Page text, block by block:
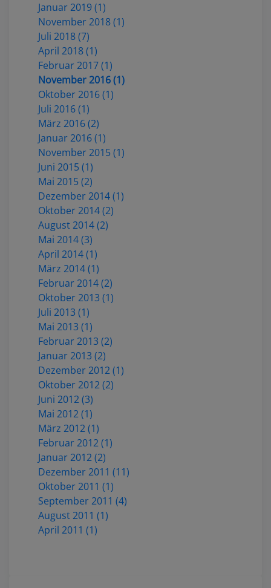
Januar 2019 (1)
November 2018 (1)
Juli 2018 (7)
April 2018 (1)
Februar 2017 (1)
November 2016 (1)
Oktober 2016 (1)
Juli 2016 (1)
März 2016 (2)
Januar 2016 (1)
November 2015 (1)
Juni 2015 (1)
Mai 2015 (2)
Dezember 2014 (1)
Oktober 2014 (2)
August 2014 (2)
Mai 2014 (3)
April 2014 (1)
März 2014 (1)
Februar 2014 (2)
Oktober 2013 (1)
Juli 2013 (1)
Mai 2013 (1)
Februar 2013 (2)
Januar 2013 (2)
Dezember 2012 (1)
Oktober 2012 (2)
Juni 2012 (3)
Mai 2012 (1)
März 2012 (1)
Februar 2012 (1)
Januar 2012 (2)
Dezember 2011 (11)
Oktober 2011 (1)
September 2011 (4)
August 2011 (1)
April 2011 (1)